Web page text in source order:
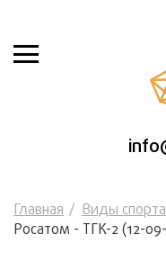
Главная Виды спорта
Росатом - ТГК-2 (12-